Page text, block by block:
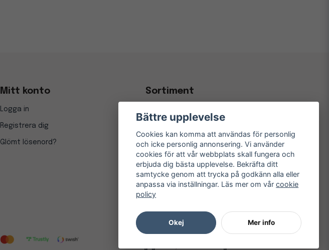
Mitt konto
Logga in
Registrera dig
Glömt lösenord?
Sortiment
Hygien- & Städprodukter
Inredning & Konferens
Elektronik
Kampanjer
Bättre upplevelse
Cookies kan komma att användas för personlig
och icke personlig annonsering. Vi använder
cookies för att vår webbplats skall fungera och
erbjuda dig bästa upplevelse. Bekräfta ditt
samtycke genom att trycka på godkänn alla eller
anpassa via inställningar. Läs mer om vårcookie
policy
Okej Mer info